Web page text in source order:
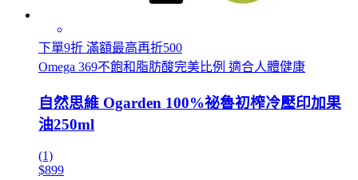
下單9折 滿額最高再折500
Omega 369不飽和脂肪酸完美比例 適合人體健康
自然思維 Ogarden 100%祕魯初榨冷壓印加果
油250ml
(1)
$899